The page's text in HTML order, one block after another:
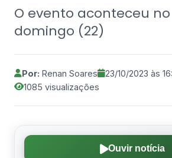
O evento aconteceu
domingo (22)
Por: Renan Soares
23/10/2023 às
1085 visualizações
Ouvir notícia